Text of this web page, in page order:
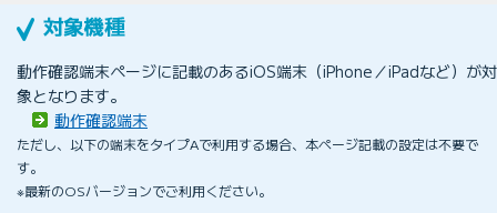
動作確認端末ページに記載のあるiOS端末（iPhone／iPadなど）が対
象となります。
動作確認端末
ただし、以下の端末をタイプAで利用する場合、本ページ記載の設定は不要で
す。
※最新のOSバージョンでご利用ください。